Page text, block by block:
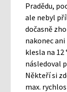
Pradědu,
ale nebyl
dočasně
nakonec
klesla na 12
následoval
Někteří si
max.